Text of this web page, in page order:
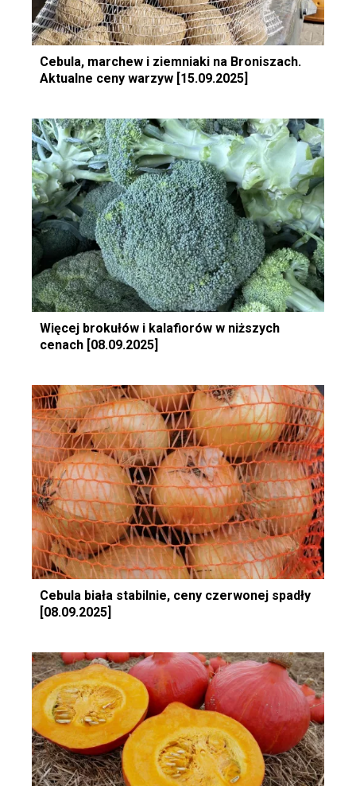
Cebula, marchew i ziemniaki na Broniszach.
Aktualne ceny warzyw [15.09.2025]
Więcej brokułów i kalafiorów w niższych
cenach [08.09.2025]
Cebula biała stabilnie, ceny czerwonej spadły
[08.09.2025]